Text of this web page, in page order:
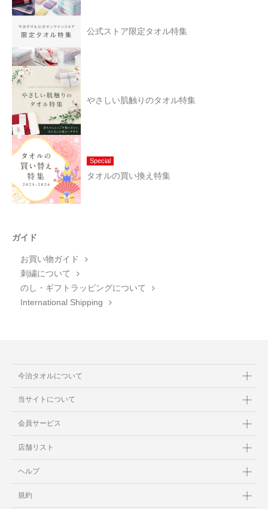
公式ストア限定タオル特集
やさしい肌触りのタオル特集
Special
タオルの買い換え特集
ガイド
お買い物ガイド
刺繍について
のし・ギフトラッピングについて
International Shipping
今治タオルについて
当サイトについて
会員サービス
店舗リスト
ヘルプ
規約